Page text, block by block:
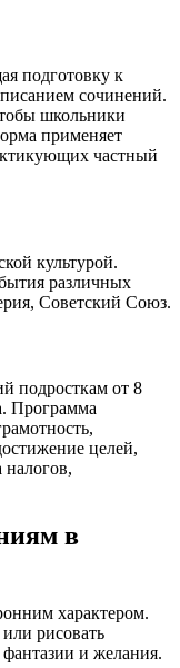
подготовку к
сочинений.
школьники
применяет
частный
культурой.
различных
Советский Союз.
подросткам от 8
Программа
целей,
в
характером.
рисовать
и желания.